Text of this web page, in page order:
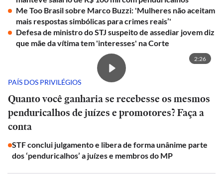
Me Too Brasil sobre Marco Buzzi: 'Mulheres não aceitam
mais respostas simbólicas para crimes reais’'
Defesa de ministro do STJ suspeito de assediar jovem diz
que mãe da vítima tem 'interesses' na Corte
2:26
PAÍS DOS PRIVILÉGIOS
Quanto você ganharia se recebesse os mesmos
penduricalhos de juízes e promotores? Faça a
conta
STF conclui julgamento e libera de forma unânime parte
dos ‘penduricalhos’ a juízes e membros do MP